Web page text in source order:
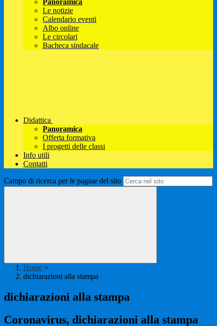
Panoramica
Le notizie
Calendario eventi
Albo online
Le circolari
Bacheca sindacale
Didattica
Panoramica
Offerta formativa
I progetti delle classi
Info utili
Contatti
Campo di ricerca per le pagine del sito
Home >
dichiarazioni alla stampa
dichiarazioni alla stampa
Coronavirus, dichiarazioni alla stampa